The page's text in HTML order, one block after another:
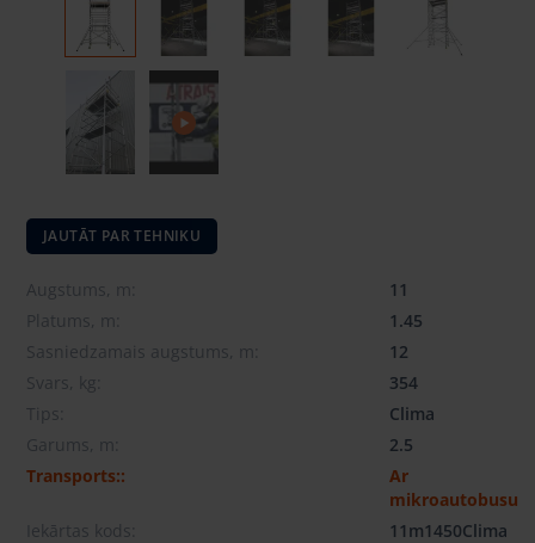
JAUTĀT PAR TEHNIKU
Augstums, m:
11
Platums, m:
1.45
Sasniedzamais augstums, m:
12
Svars, kg:
354
Tips:
Clima
Garums, m:
2.5
Transports::
Ar
mikroautobusu
Iekārtas kods:
11m1450Clima